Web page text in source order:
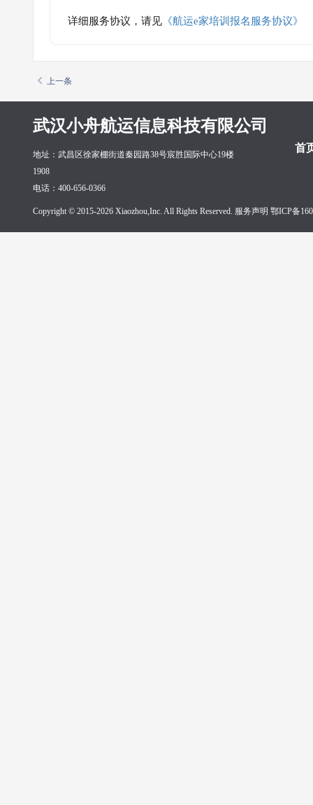
详细服务协议，请见 《航运e家培训报名服务协议》
上一条
武汉小舟航运信息科技有限公司
首
地址：武昌区徐家棚街道秦园路38号宸胜国际中心19楼
1908
电话：400-656-0366
Copyright © 2015-2026 Xiaozhou,Inc. All Rights Reserved. 服务声明 鄂ICP备